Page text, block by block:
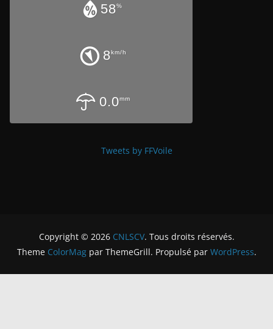
58%
8km/h
0.0mm
Tweets by FFVoile
Copyright © 2026 CNLSCV. Tous droits réservés.
Theme ColorMagpar ThemeGrill. Propulsé par WordPress.